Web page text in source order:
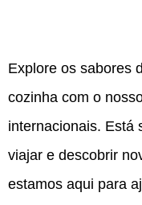
‍Explore os sabores
cozinha com o
internacionais. Está
viajar e descobrir
estamos aqui para